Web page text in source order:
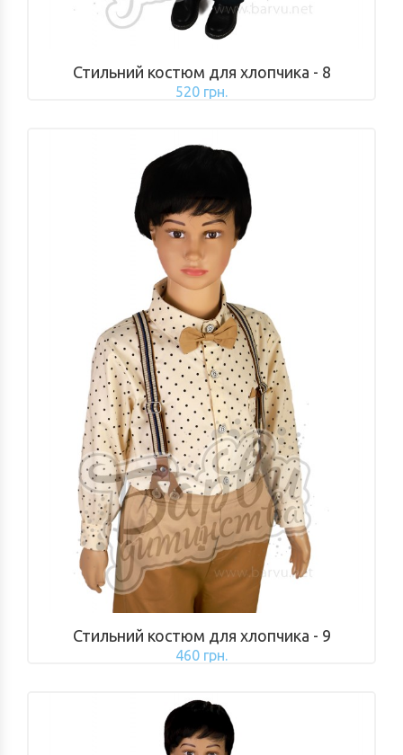
Стильний костюм для хлопчика - 8
520 грн.
Стильний костюм для хлопчика - 9
460 грн.